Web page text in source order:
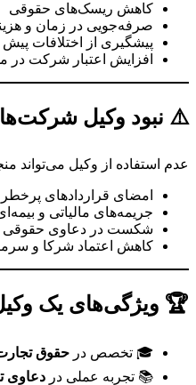
کاهش ریسک‌های حقوقی
صرفه‌جویی در زمان و
پیشگیری از اختلافات پیش
افزایش اعتبار شرکت در
⚠️ نبود وکیل شرکت‌ها
عدم استفاده از وکیل می‌تواند
امضای قراردادهای
جریمه‌های مالیاتی و
شکست در دعاوی حقوقی
کاهش اعتماد شرکا و
🏆 ویژگی‌های یک
🎓 تخصص در حقوق
📚 تجربه عملی در دعاوی